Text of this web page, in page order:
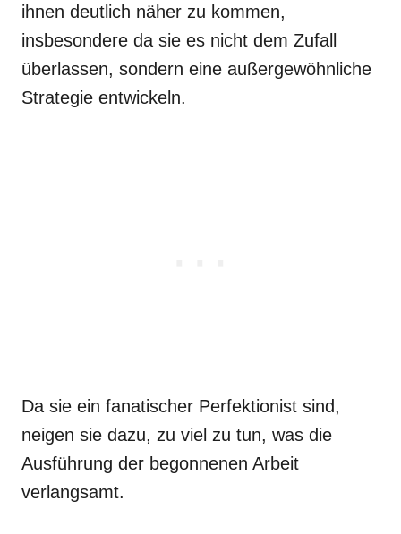
ihnen deutlich näher zu kommen,
insbesondere da sie es nicht dem Zufall
überlassen, sondern eine außergewöhnliche
Strategie entwickeln.
Da sie ein fanatischer Perfektionist sind,
neigen sie dazu, zu viel zu tun, was die
Ausführung der begonnenen Arbeit
verlangsamt.